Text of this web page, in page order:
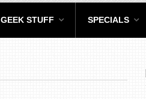
GEEK STUFF SPECIALS